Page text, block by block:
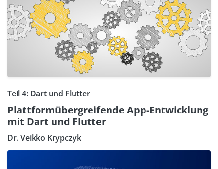
Teil 4: Dart und Flutter
Plattformübergreifende App-Entwicklung
mit Dart und Flutter
Dr. Veikko Krypczyk